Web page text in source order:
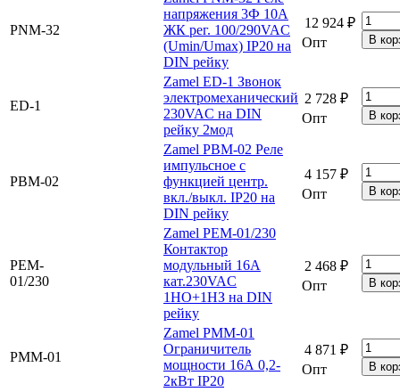
PNM-32
напряжения 3Ф 10А
ЖК рег. 100/290VAC
(Umin/Umax) IP20 на
DIN рейку
12 924 ₽
Опт
ED-1
Zamel ED-1 Звонок
электромеханический
230VAC на DIN
рейку 2мод
2 728 ₽
Опт
PBM-02
Zamel PBM-02 Реле
импульсное с
функцией центр.
вкл./выкл. IP20 на
DIN рейку
4 157 ₽
Опт
PEM-
01/230
Zamel PEM-01/230
Контактор
модульный 16А
кат.230VAC
1НО+1НЗ на DIN
рейку
2 468 ₽
Опт
PMM-01
Zamel PMM-01
Ограничитель
мощности 16А 0,2-
2кВт IP20
4 871 ₽
Опт